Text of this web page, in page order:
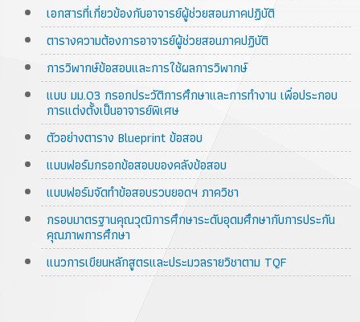
เอกสารที่เกี่ยวข้องกับอาจารย์ผู้ช่วยสอนภาคปฏิบัติ
ตารางความต้องการอาจารย์ผู้ช่วยสอนภาคปฏิบัติ
การวิพากษ์ข้อสอบและการใช้ผลการวิพากษ์
แบบ มม.03 กรอกประวัติการศึกษาและการทำงาน เพื่อประกอบ
การแต่งตั้งเป็นอาจารย์พิเศษ
ตัวอย่างตาราง Blueprint ข้อสอบ
แบบฟอร์มกรอกข้อสอบของคลังข้อสอบ
แบบฟอร์มจัดทำข้อสอบรวบยอดฯ ภาควิชา
กรอบมาตรฐานคุณวุฒิการศึกษาระดับอุดมศึกษากับการประกัน
คุณภาพการศึกษา
แนวการเขียนหลักสูตรและประมวลรายวิชาตาม TQF